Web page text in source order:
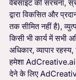
वेबसाइट की संरचना,
द्वारा विकसित और
तक सीमित नहीं है),
किसी भी कार्य में सभी
अधिकार, व्यापार
हमेशा
देने के लिए